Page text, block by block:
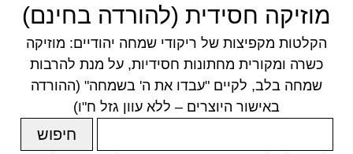
מוזיקה חסידית (להורדה בחינם)
הקלטות מקפיצות של ריקודי שמחה יהודיים: מוזיקה
כשרה ומקורית מחתונות חסידיות, על מנת להרבות
שמחה בלב, לקיים "עבדו את ה' בשמחה" (ההורדה
באישור היוצרים – ללא עוון גזל ח"ו)